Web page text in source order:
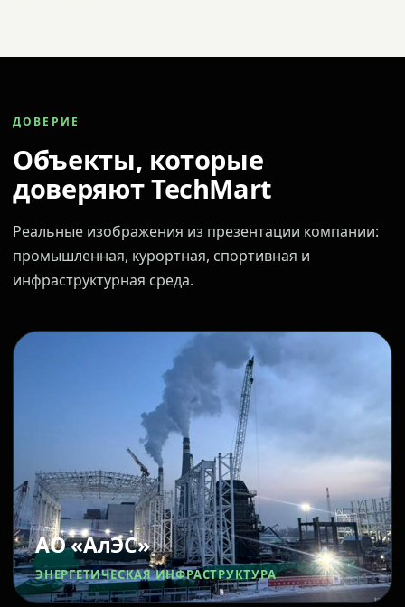
ДОВЕРИЕ
Объекты, которые
доверяют TechMart
Реальные изображения из презентации компании:
промышленная, курортная, спортивная и
инфраструктурная среда.
АО «АлЭС»
ЭНЕРГЕТИЧЕСКАЯ ИНФРАСТРУКТУРА